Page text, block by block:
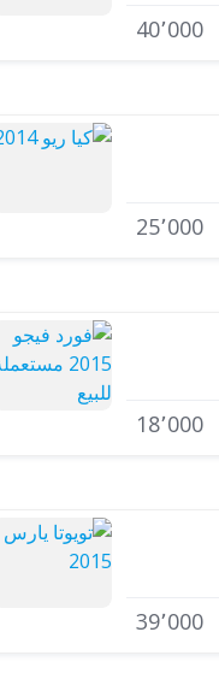
40٬000
25٬000
18٬000
39٬000